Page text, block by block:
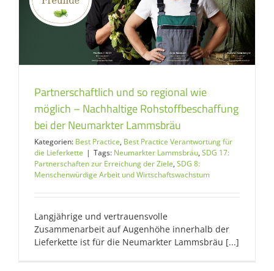
Partnerschaftlich und so regional wie
möglich – Nachhaltige Rohstoffbeschaffung
bei der Neumarkter Lammsbräu
Kategorien: Best Practice, Best Practice Verantwortung für
die Lieferkette | Tags: Neumarkter Lammsbräu, SDG 17:
Partnerschaften zur Erreichung der Ziele, SDG 8:
Menschenwürdige Arbeit und Wirtschaftswachstum
Langjährige und vertrauensvolle
Zusammenarbeit auf Augenhöhe innerhalb der
Lieferkette ist für die Neumarkter Lammsbräu [...]